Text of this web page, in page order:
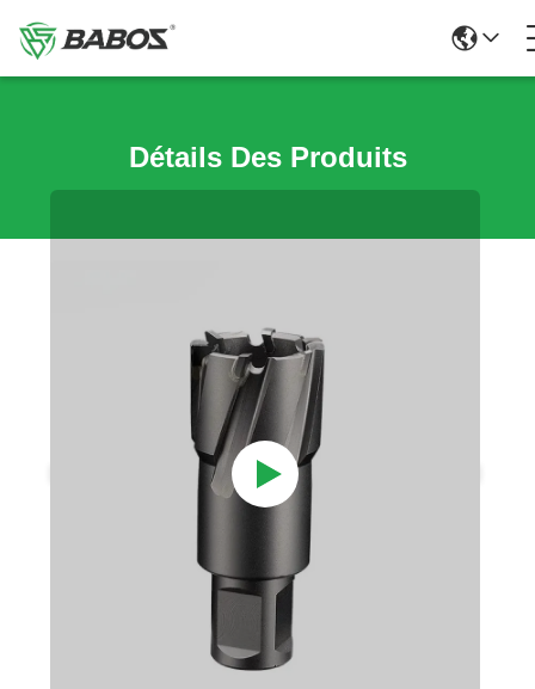
Détails Des Produits